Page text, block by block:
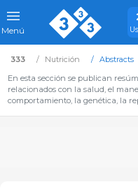
Menú
333 Nutrición
Abstracts
En esta sección se publican
relacionados con la salud, el
comportamiento, la genética, la